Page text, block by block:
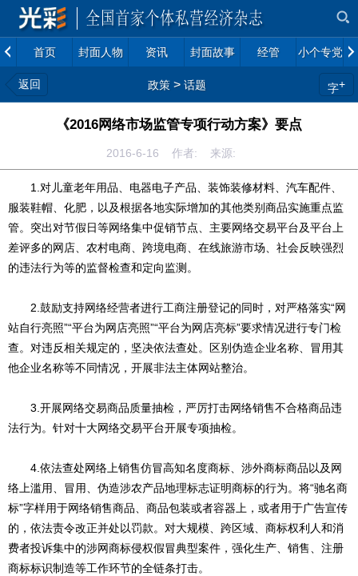
首页 封面人物 资讯 封面故事 经管 小个专党建
返回 政策 > 话题 字+
《2016网络市场监管专项行动方案》要点
2016-6-16 作者: 来源:
1.对儿童老年用品、电器电子产品、装饰装修材料、汽车配件、
服装鞋帽、化肥，以及根据各地实际增加的其他类别商品实施重点监
管。突出对节假日等网络集中促销节点、主要网络交易平台及平台上
差评多的网店、农村电商、跨境电商、在线旅游市场、社会反映强烈
的违法行为等的监督检查和定向监测。
2.鼓励支持网络经营者进行工商注册登记的同时，对严格落实“网
站自行亮照”“平台为网店亮照”“平台为网店亮标”要求情况进行专门检
查。对违反相关规定的，坚决依法查处。区别伪造企业名称、冒用其
他企业名称等不同情况，开展非法主体网站整治。
3.开展网络交易商品质量抽检，严厉打击网络销售不合格商品违
法行为。针对十大网络交易平台开展专项抽检。
4.依法查处网络上销售仿冒高知名度商标、涉外商标商品以及网
络上滥用、冒用、伪造涉农产品地理标志证明商标的行为。将“驰名商
标”字样用于网络销售商品、商品包装或者容器上，或者用于广告宣传
的，依法责令改正并处以罚款。对大规模、跨区域、商标权利人和消
费者投诉集中的涉网商标侵权假冒典型案件，强化生产、销售、注册
商标标识制造等工作环节的全链条打击。